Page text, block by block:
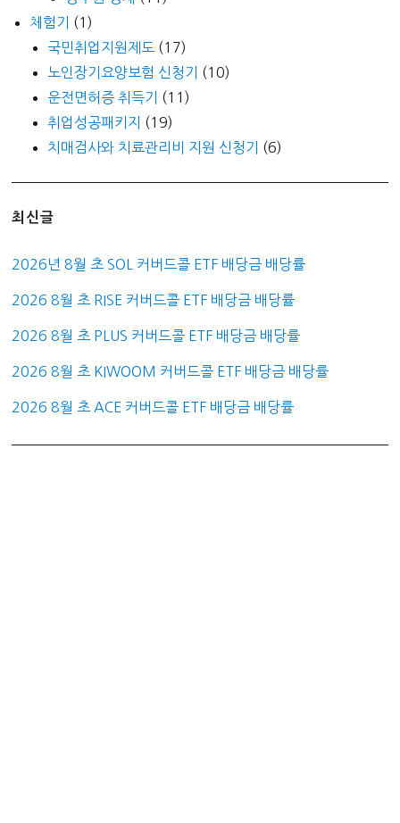
체험기
(1)
국민취업지원제도 (17)
노인장기요양보험 신청기
(10)
운전면허증 취득기
(11)
취업성공패키지
(19)
치매검사와 치료관리비 지원 신청기
(6)
최신글
2026년 8월 초 SOL 커버드콜 ETF 배당금 배당률
2026 8월 초 RISE 커버드콜 ETF 배당금 배당률
2026 8월 초 PLUS 커버드콜 ETF 배당금 배당률
2026 8월 초 KIWOOM 커버드콜 ETF 배당금 배당률
2026 8월 초 ACE 커버드콜 ETF 배당금 배당률